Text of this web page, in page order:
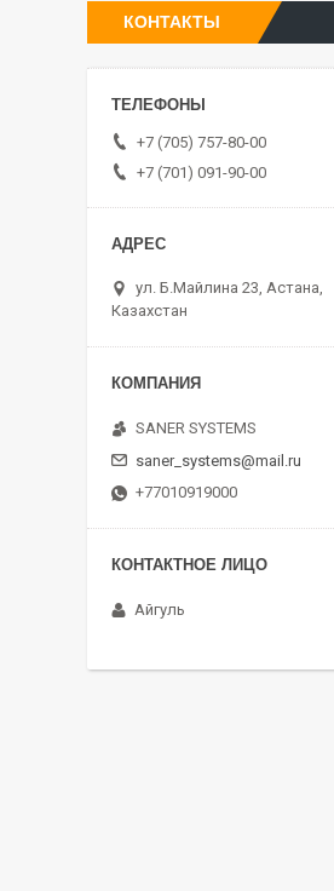
КОНТАКТЫ
+7 (705) 757-80-00
+7 (701) 091-90-00
ул. Б.Майлина 23, Астана,
Казахстан
SANER SYSTEMS
saner_systems@mail.ru
+77010919000
Айгуль